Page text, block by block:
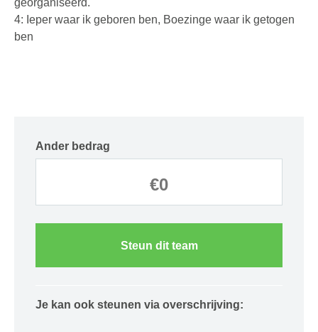
georganiseerd.
4: Ieper waar ik geboren ben, Boezinge waar ik getogen
ben
Ander bedrag
Steun dit team
Je kan ook steunen via overschrijving: